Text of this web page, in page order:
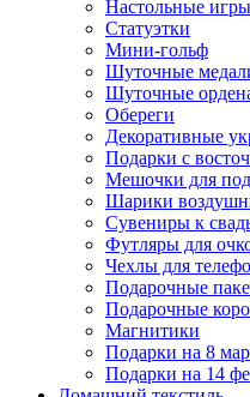
Настольные игры
Статуэтки
Мини-гольф
Шуточные
Шуточные
Обереги
Декоративные
Подарки с
Мешочки для
Шарики
Сувениры к
Футляры для
Чехлы для
Подарочные
Подарочные
Магнитики
Подарки на 8
Подарки на 14